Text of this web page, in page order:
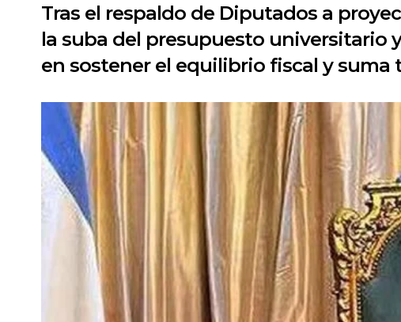
Tras el respaldo de Diputados a
la suba del presupuesto universitario
en sostener el equilibrio fiscal y